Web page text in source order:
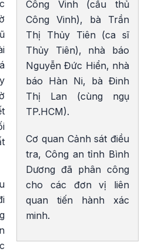
Công Vinh (cầu thủ
Công Vinh), bà Trần
Thị Thủy Tiên (ca sĩ
Thủy Tiên), nhà báo
Nguyễn Đức Hiển, nhà
báo Hàn Ni, bà Đinh
Thị Lan (cùng ngụ
TP.HCM).
Cơ quan Cảnh sát điều
tra, Công an tỉnh Bình
Dương đã phân công
cho các đơn vị liên
quan tiến hành xác
minh.